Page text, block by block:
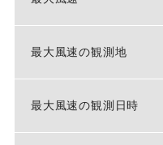
最大風速の観測地
最大風速の観測日時